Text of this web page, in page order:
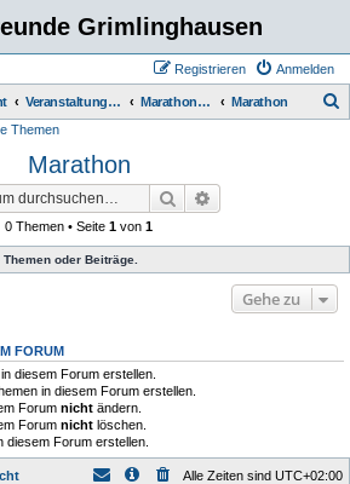
Grimlinghausen
Anmelden
Registrieren
Veranstaltungen / Wanderungen Marathon / halb Marathon Marathon
Themen
Marathon
Suche
0 Themen • Seite 1 von 1
oder Beiträge.
Gehe zu
FORUM
diesem Forum erstellen.
in diesem Forum erstellen.
Forum nicht ändern.
Forum nicht löschen.
diesem Forum erstellen.
Alle Zeiten sind UTC+02:00